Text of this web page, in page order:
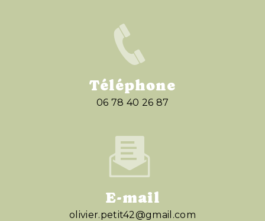
Téléphone
06 78 40 26 87
E-mail
olivier.petit42@gmail.com